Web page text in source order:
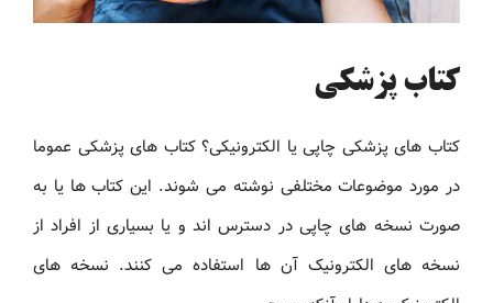
کتاب پزشکی
کتاب های پزشکی چاپی یا الکترونیکی؟ کتاب های پزشکی عموما
در مورد موضوعات مختلفی نوشته می شوند. این کتاب ها یا به
صورت نسخه های چاپی در دسترس اند و یا بسیاری از افراد از
نسخه های الکترونیک آن ها استفاده می کنند. نسخه های